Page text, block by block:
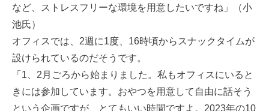
など、ストレスフリーな環境を用意したいですね」（小
池氏）
オフィスでは、2週に1度、16時頃からスナックタイムが
設けられているのだそうです。
「1、2月ごろから始まりました。私もオフィスにいると
きには参加しています。おやつを用意して自由に話そう
という企画ですが、とてもいい時間ですよ。2023年の10